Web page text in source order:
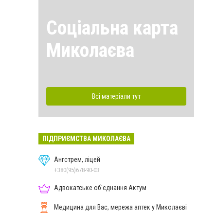
Соціальна карта
Миколаєва
Всі матеріали тут
ПІДПРИЄМСТВА МИКОЛАЄВА
Ангстрем, ліцей
+380(95)678-90-03
Адвокатське об'єднання Актум
Медицина для Вас, мережа аптек у Миколаєві